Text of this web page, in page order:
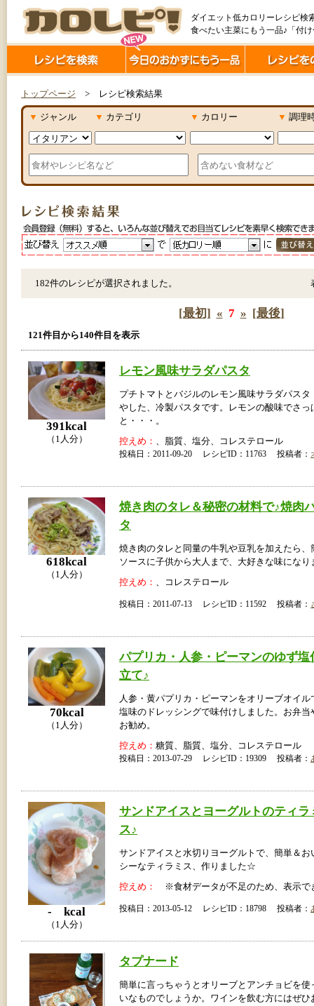
ダイエット低カロリーレシピ検
食べたい主菜にもう一品♪「付
トップページ > レシピ検索結果
▼ ジャンル ▼ カテゴリ ▼ カロリー ▼ 調理
182件のレシピが選択されました。
[最初] « 7 » [最後]
121件目から140件目を表示
391kcal
（1人分）
レモン風味サラダパスタ
プチトマトとバジルのレモン風味サラダパス
やした、冷製パスタです。レモンの酸味でさっ
と・・・。
控えめ： 、脂質、塩分、コレステロール
投稿日：2011-09-20 レシピID：11763 投稿者：
618kcal
（1人分）
焼き肉のタレ＆秘密の材料で♪焼肉
タ
焼き肉のタレと同量の牛乳や豆乳を加えたら、
ソースに子供から大人まで、大好きな味になり
控えめ： 、コレステロール
投稿日：2011-07-13 レシピID：11592 投稿者：
70kcal
（1人分）
パプリカ・人参・ピーマンのゆず塩
立て♪
人参・黄パプリカ・ピーマンをオリーブオイル
塩味のドレッシングで味付けしました。お弁当
お勧め。
控えめ： 糖質、脂質、塩分、コレステロール
投稿日：2013-07-29 レシピID：19309 投稿者：
- kcal
（1人分）
サンドアイスとヨーグルトのティラ
ス♪
サンドアイスと水切りヨーグルトで、簡単＆お
シーなティラミス、作りました☆
控えめ： ※食材データが不足のため、表示で
投稿日：2013-05-12 レシピID：18798 投稿者：
タプナード
簡単に言っちゃうとオリーブとアンチョビを使
いなものでしょうか。ワインを飲む方にはぜひ